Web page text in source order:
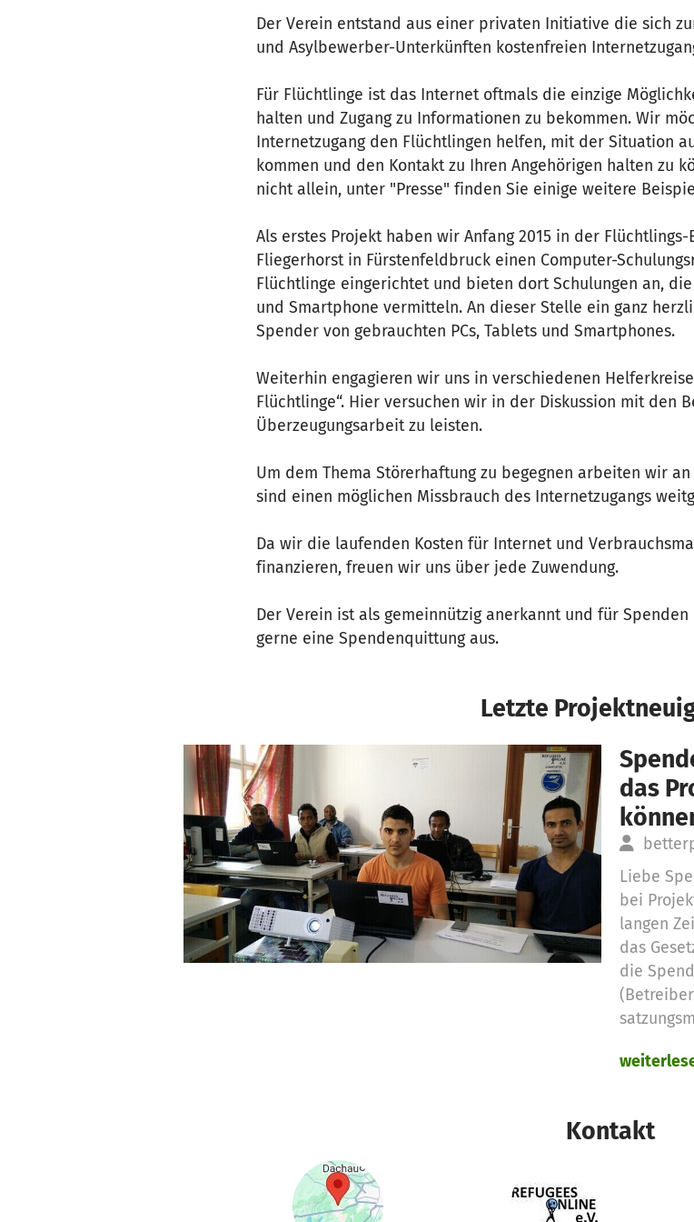
Der Verein entstand aus einer privaten Initiative die sich
und Asylbewerber-Unterkünften kostenfreien
Für Flüchtlinge ist das Internet oftmals die einzige
halten und Zugang zu Informationen zu bekommen. Wir
Internetzugang den Flüchtlingen helfen, mit der Situation
kommen und den Kontakt zu Ihren Angehörigen halten zu
nicht allein, unter "Presse" finden Sie einige weitere
Als erstes Projekt haben wir Anfang 2015 in der
Fliegerhorst in Fürstenfeldbruck einen Computer-
Flüchtlinge eingerichtet und bieten dort Schulungen an,
und Smartphone vermitteln. An dieser Stelle ein ganz
Spender von gebrauchten PCs, Tablets und Smartphones.
Weiterhin engagieren wir uns in verschiedenen
Flüchtlinge“. Hier versuchen wir in der Diskussion mit den
Überzeugungsarbeit zu leisten.
Um dem Thema Störerhaftung zu begegnen arbeiten wir
sind einen möglichen Missbrauch des Internetzugangs
Da wir die laufenden Kosten für Internet und
finanzieren, freuen wir uns über jede Zuwendung.
Der Verein ist als gemeinnützig anerkannt und für
gerne eine Spendenquittung aus.
Letzte
das
Liebe
bei
langen
das
die
Deshalb
Vielen
Kontakt